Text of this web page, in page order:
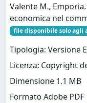
Valente M.,
economica nel
file disponibile solo agli
Tipologia: Versione
Licenza: Copyright
Dimensione 1.1 MB
Formato Adobe PDF